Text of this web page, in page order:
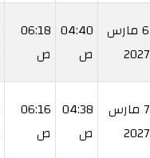
6 مارس
2027
04:40
ص
06:18
ص
7 مارس
2027
04:38
ص
06:16
ص